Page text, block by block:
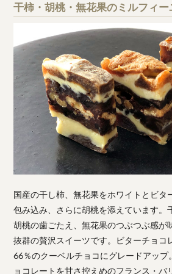
干柿・胡桃・無花果のミルフィー
国産の干し柿、無花果をホワイトとビタ
包み込み、さらに胡桃を添えています。
胡桃の歯ごたえ、無花果のつぶつぶ感が
抜群の贅沢スイーツです。ビターチョコ
66％のクーベルチョコにグレードアップ
ョコレートを甘さ控えめのフランス・バ